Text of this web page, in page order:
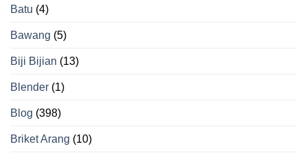
Batu (4)
Bawang (5)
Biji Bijian (13)
Blender (1)
Blog (398)
Briket Arang (10)